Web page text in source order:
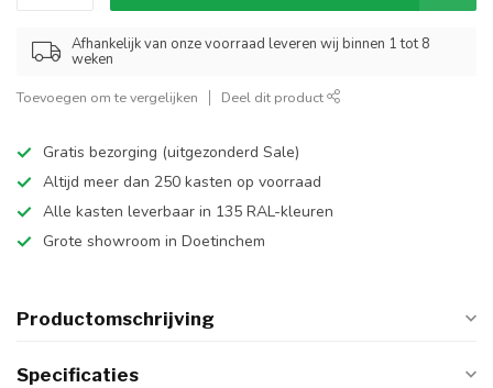
Afhankelijk van onze voorraad leveren wij binnen 1 tot 8
weken
Toevoegen om te vergelijken Deel dit product
Gratis bezorging (uitgezonderd Sale)
Altijd meer dan 250 kasten op voorraad
Alle kasten leverbaar in 135 RAL-kleuren
Grote showroom in Doetinchem
Productomschrijving
Specificaties